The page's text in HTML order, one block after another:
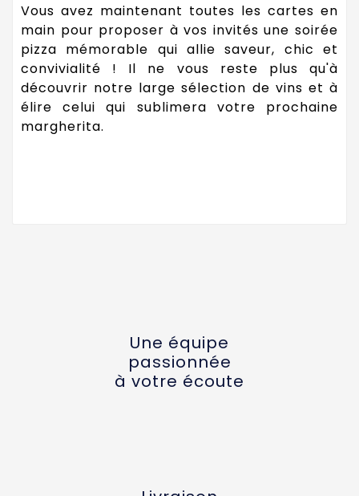
Vous avez maintenant toutes les cartes en
main pour proposer à vos invités une soirée
pizza mémorable qui allie saveur, chic et
convivialité ! Il ne vous reste plus qu'à
découvrir notre large sélection de vins et à
élire celui qui sublimera votre prochaine
margherita.
Une équipe
passionnée
à votre écoute